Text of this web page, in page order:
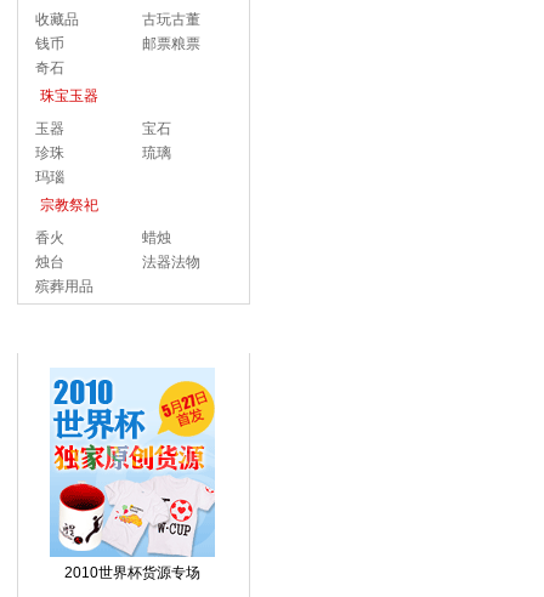
收藏品
古玩古董
钱币
邮票粮票
奇石
珠宝玉器
玉器
宝石
珍珠
琉璃
玛瑙
宗教祭祀
香火
蜡烛
烛台
法器法物
殡葬用品
2010世界杯货源专场